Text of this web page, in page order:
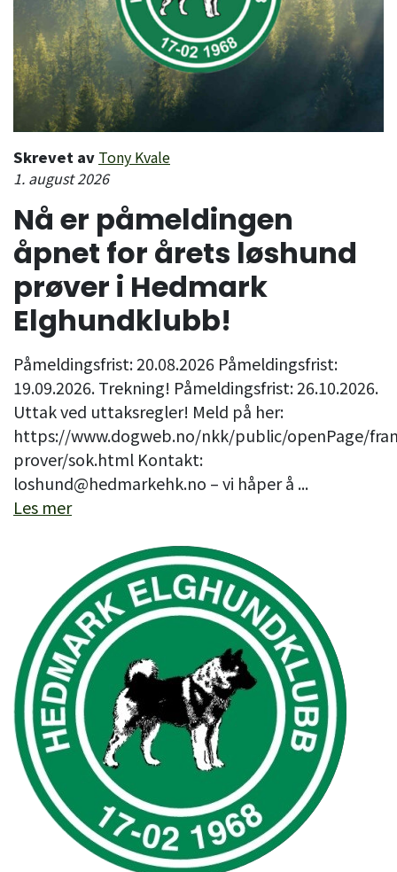
Skrevet av Tony Kvale
1. august 2026
Nå er påmeldingen
åpnet for årets løshund
prøver i Hedmark
Elghundklubb!
Påmeldingsfrist: 20.08.2026 Påmeldingsfrist:
19.09.2026. Trekning! Påmeldingsfrist: 26.10.2026.
Uttak ved uttaksregler! Meld på her:
https://www.dogweb.no/nkk/public/openPage/
prover/sok.html Kontakt:
loshund@hedmarkehk.no – vi håper å ...
Les mer